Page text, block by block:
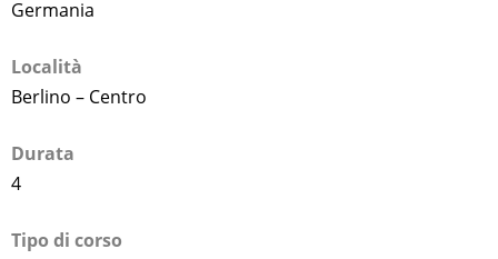
Germania
Località
Berlino – Centro
Durata
4
Tipo di corso